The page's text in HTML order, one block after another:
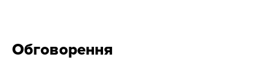
Обговорення